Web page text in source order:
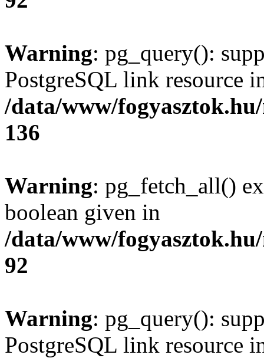
Warning: pg_query():
PostgreSQL link resource
/data/www/
136
Warning: pg_fetch_all()
boolean given in
/data/www/
92
Warning: pg_query():
PostgreSQL link resource